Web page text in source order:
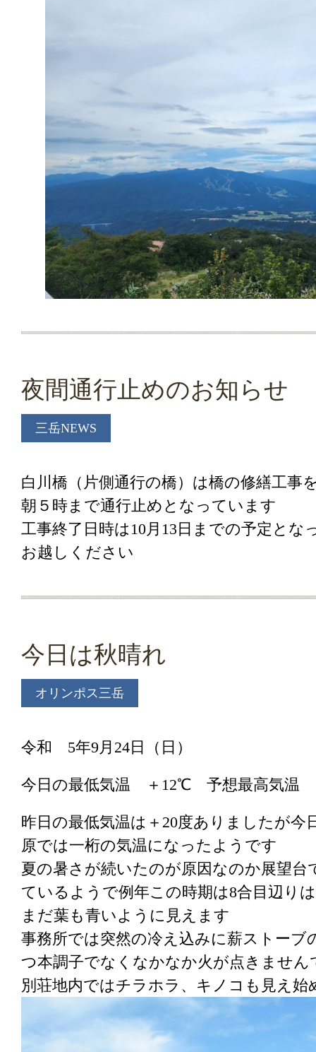
夜間通行止めのお知らせ
三岳NEWS
白川橋（片側通行の橋）は橋の修繕工事
朝５時まで通行止めとなっています
工事終了日時は10月13日までの予定と
お越しください
今日は秋晴れ
オリンポス三岳
令和 5年9月24日（日）
今日の最低気温 ＋12℃ 予想最高気
昨日の最低気温は＋20度ありましたが今
原では一桁の気温になったようです
夏の暑さが続いたのが原因なのか展望台
ているようで例年この時期は8合目辺り
まだ葉も青いように見えます
事務所では突然の冷え込みに薪ストー
つ本調子でなくなかなか火が点きません
別荘地内ではチラホラ、キノコも見え始